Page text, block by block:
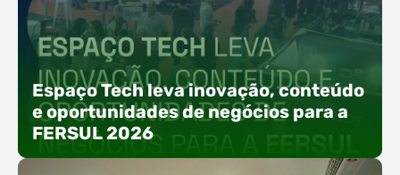
Com o objetivo de impulsionar a produtividade, a
presença digital e a gestão nas empresas do
Alto Vale, o Núcleo de Tecnologia da Informação
(NIAVI), Polo ACATE-ACIRS, realiza a edição
2026 do Workshop NIAVI. O evento foi
em três encontros práticos ao longo dos meses
Espaço Tech leva inovação, conteúdo
e oportunidades de negócios para a
FERSUL 2026